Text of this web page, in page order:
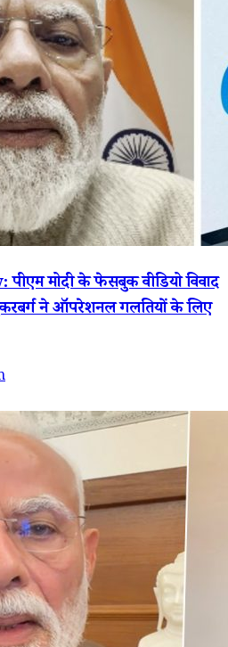
मोदी के फेसबुक वीडियो विवाद
ने ऑपरेशनल गलतियों के लिए